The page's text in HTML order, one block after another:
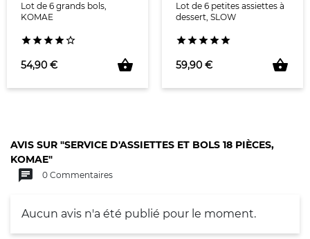
Lot de 6 grands bols,
KOMAE

Prix
54,90 € shopping_basket
Lot de 6 petites assiettes à
dessert, SLOW

Prix
59,90 € shopping_basket
AVIS SUR "SERVICE D'ASSIETTES ET BOLS 18 PIÈCES,
KOMAE"
chat 0 Commentaires
Aucun avis n'a été publié pour le moment.